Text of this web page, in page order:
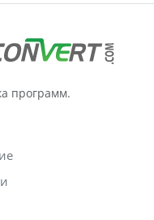
программ.